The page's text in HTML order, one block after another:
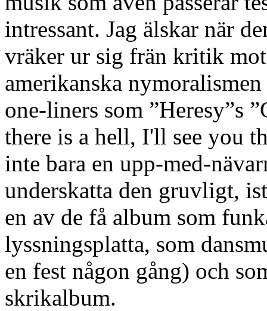
intressant. Jag älskar när
vräker ur sig frän kritik
amerikanska
one-liners som ”Heresy”s
there is a hell, I'll see you
inte bara en upp-med-
underskatta den gruvligt,
en av de få album som
lyssningsplatta, som
en fest någon gång) och
skrikalbum.